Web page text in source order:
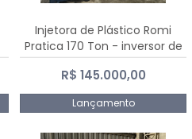
Injetora de Plástico Romi
Pratica 170 Ton - inversor de
frequência NR 12
R$ 145.000,00
Lançamento